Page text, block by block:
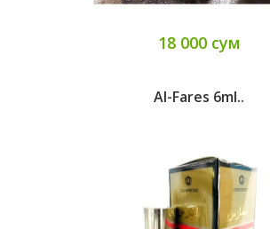
18 000 сум
Al-Fares 6ml..